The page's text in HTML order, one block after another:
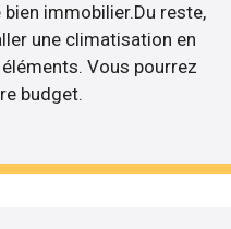
immobilier.Du reste,
une climatisation en
Vous pourrez
budget.